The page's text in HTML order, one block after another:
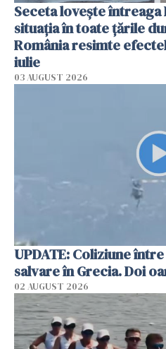
Seceta lovește întreaga
situația în toate țările
România resimte
iulie
03 AUGUST 2026
UPDATE: Coliziune
salvare în Grecia. Doi
02 AUGUST 2026